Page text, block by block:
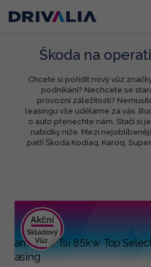
Škoda na
Chcete si pořídit nový vůz
podnikání? Nechcete se
provozní záležitosti?
leasingu vše uděláme za vás.
o auto přenechte nám. Stačí si
nabídky níže. Mezi
patří Škoda Kodiaq, Karoq,